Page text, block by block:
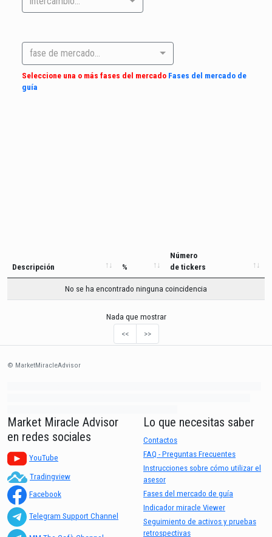
fase de mercado...
Seleccione una o más fases del mercado Fases del mercado de
guía
Descripción %
Número
de tickers
No se ha encontrado ninguna coincidencia
Nada que mostrar
<<
>>
© MarketMiracleAdvisor
Market Miracle Advisor
en redes sociales
YouTube
Tradingview
Facebook
Telegram Support Channel
Lo que necesitas saber
Contactos
FAQ - Preguntas Frecuentes
Instrucciones sobre cómo utilizar el
asesor
Fases del mercado de guía
Indicador miracle Viewer
Seguimiento de activos y pruebas
retrospectivas